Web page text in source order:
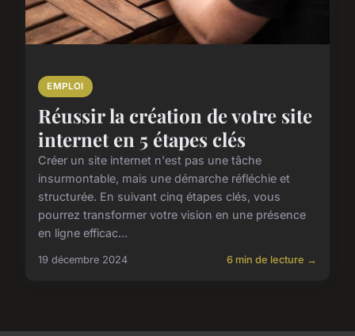
EMPLOI
Réussir la création de votre site
internet en 5 étapes clés
Créer un site internet n'est pas une tâche
insurmontable, mais une démarche réfléchie et
structurée. En suivant cinq étapes clés, vous
pourrez transformer votre vision en une présence
en ligne efficac...
19 décembre 2024 6 min de lecture →